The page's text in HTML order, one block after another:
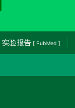
实验报告 [ PubMed ]